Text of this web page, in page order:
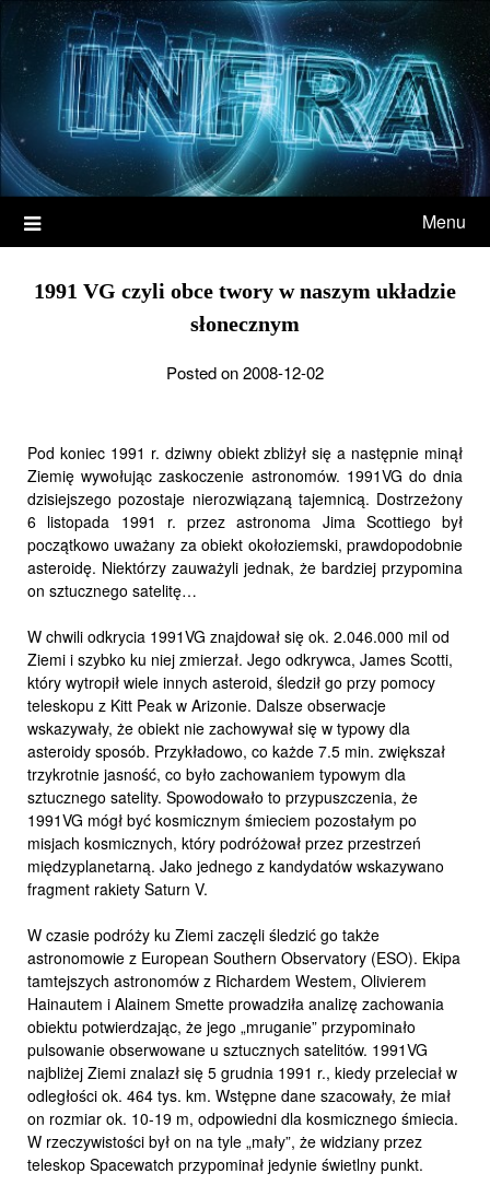
Menu
1991 VG czyli obce twory w naszym układzie
słonecznym
Posted on 2008-12-02
Pod koniec 1991 r. dziwny obiekt zbliżył się a następnie minął
Ziemię wywołując zaskoczenie astronomów. 1991VG do dnia
dzisiejszego pozostaje nierozwiązaną tajemnicą. Dostrzeżony
6 listopada 1991 r. przez astronoma Jima Scottiego był
początkowo uważany za obiekt okołoziemski, prawdopodobnie
asteroidę. Niektórzy zauważyli jednak, że bardziej przypomina
on sztucznego satelitę…
W chwili odkrycia 1991VG znajdował się ok. 2.046.000 mil od
Ziemi i szybko ku niej zmierzał. Jego odkrywca, James Scotti,
który wytropił wiele innych asteroid, śledził go przy pomocy
teleskopu z Kitt Peak w Arizonie. Dalsze obserwacje
wskazywały, że obiekt nie zachowywał się w typowy dla
asteroidy sposób. Przykładowo, co każde 7.5 min. zwiększał
trzykrotnie jasność, co było zachowaniem typowym dla
sztucznego satelity. Spowodowało to przypuszczenia, że
1991VG mógł być kosmicznym śmieciem pozostałym po
misjach kosmicznych, który podróżował przez przestrzeń
międzyplanetarną. Jako jednego z kandydatów wskazywano
fragment rakiety Saturn V.
W czasie podróży ku Ziemi zaczęli śledzić go także
astronomowie z European Southern Observatory (ESO). Ekipa
tamtejszych astronomów z Richardem Westem, Olivierem
Hainautem i Alainem Smette prowadziła analizę zachowania
obiektu potwierdzając, że jego „mruganie” przypominało
pulsowanie obserwowane u sztucznych satelitów. 1991VG
najbliżej Ziemi znalazł się 5 grudnia 1991 r., kiedy przeleciał w
odległości ok. 464 tys. km. Wstępne dane szacowały, że miał
on rozmiar ok. 10-19 m, odpowiedni dla kosmicznego śmiecia.
W rzeczywistości był on na tyle „mały”, że widziany przez
teleskop Spacewatch przypominał jedynie świetlny punkt.